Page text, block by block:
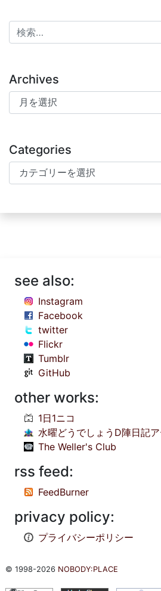
検索:
Archives
Archives
Categories
Categories
see also:
Instagram
Facebook
twitter
Flickr
Tumblr
GitHub
other works:
1日1ニコ
水曜どうでしょうD陣日記
The Weller's Club
rss feed:
FeedBurner
privacy policy:
プライバシーポリシー
© 1998-2026 NOBODY:PLACE